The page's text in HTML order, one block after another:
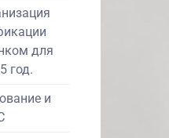
для
год.
и